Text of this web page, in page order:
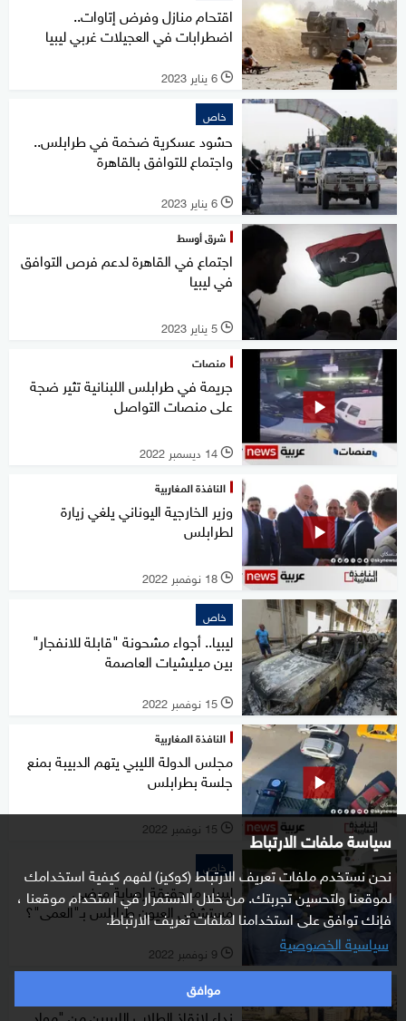
سياسة ملفات الارتباط
نحن نستخدم ملفات تعريف الارتباط (كوكيز) لفهم كيفية استخدامك
لموقعنا ولتحسين تجربتك. من خلال الاستمرار في استخدام موقعنا ،
فإنك توافق على استخدامنا لملفات تعريف الارتباط.
سياسية الخصوصية
موافق
اقتحام منازل وفرض إتاوات..
اضطرابات في العجيلات غربي ليبيا
l 6 يناير 2023
خاص
حشود عسكرية ضخمة في طرابلس..
واجتماع للتوافق بالقاهرة
l 6 يناير 2023
شرق أوسط
اجتماع في القاهرة لدعم فرص التوافق
في ليبيا
l 5 يناير 2023
منصات
جريمة في طرابلس اللبنانية تثير ضجة
على منصات التواصل
l 14 ديسمبر 2022
النافذة المغاربية
وزير الخارجية اليوناني يلغي زيارة
لطرابلس
l 18 نوفمبر 2022
خاص
ليبيا.. أجواء مشحونة "قابلة للانفجار"
بين ميليشيات العاصمة
l 15 نوفمبر 2022
النافذة المغاربية
مجلس الدولة الليبي يتهم الدبيبة بمنع
جلسة بطرابلس
l 15 نوفمبر 2022
خاص
ليبيا.. ما حقيقة إصابة مرضى
مستشفى العيون طرابلس بـ"العمى"؟
l 9 نوفمبر 2022
خاص